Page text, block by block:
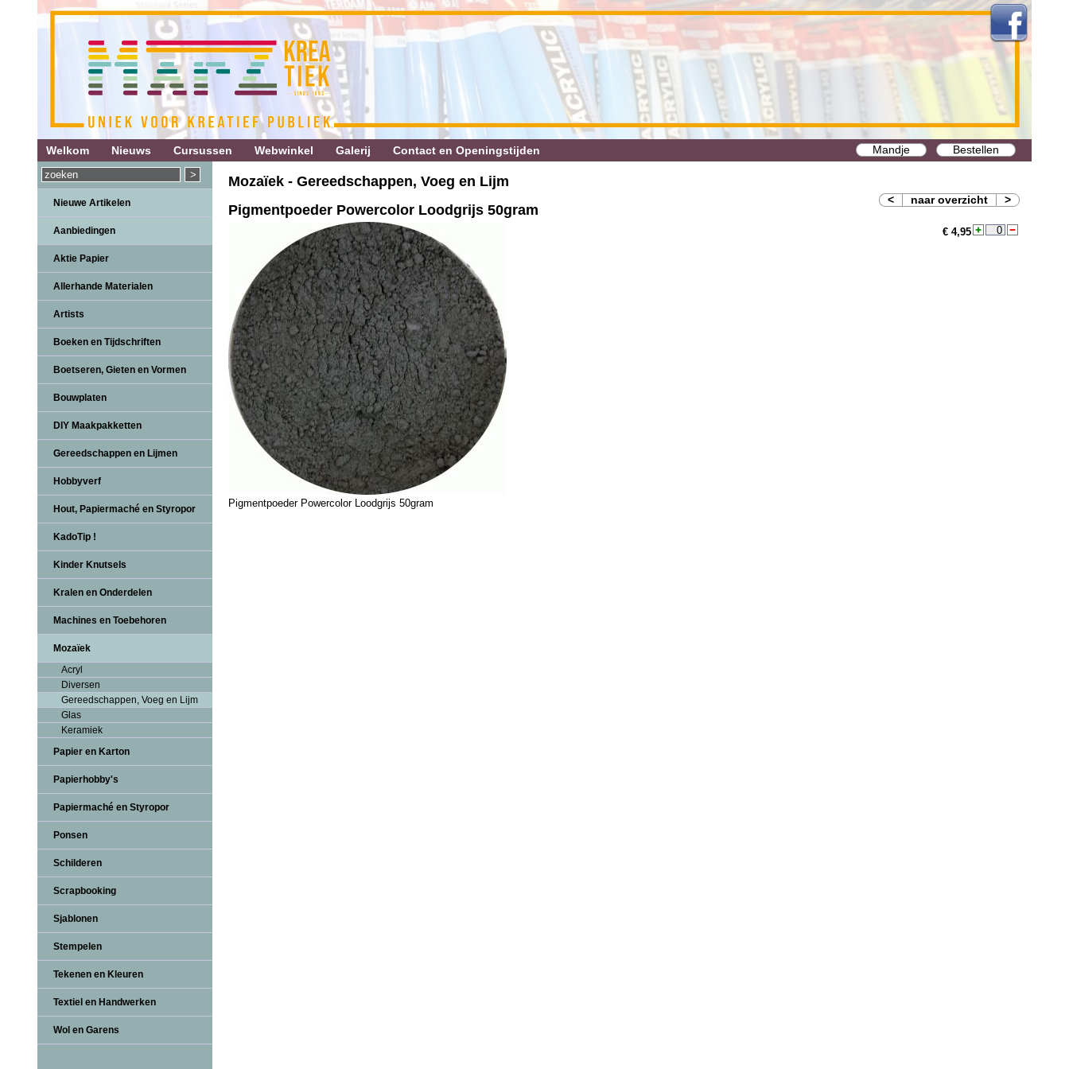
Welkom Nieuws Cursussen Webwinkel Galerij Contact en Openingstijden Mandje Bestellen
Nieuwe Artikelen
Aanbiedingen
Aktie Papier
Allerhande Materialen
Artists
Boeken en Tijdschriften
Boetseren, Gieten en Vormen
Bouwplaten
DIY Maakpakketten
Gereedschappen en Lijmen
Hobbyverf
Hout, Papiermaché en Styropor
KadoTip !
Kinder Knutsels
Kralen en Onderdelen
Machines en Toebehoren
Mozaïek
Acryl
Diversen
Gereedschappen, Voeg en Lijm
Glas
Keramiek
Papier en Karton
Papierhobby's
Papiermaché en Styropor
Ponsen
Schilderen
Scrapbooking
Sjablonen
Stempelen
Tekenen en Kleuren
Textiel en Handwerken
Wol en Garens
Mozaïek - Gereedschappen, Voeg en Lijm
< naar overzicht >
Pigmentpoeder Powercolor Loodgrijs 50gram
€ 4,95
Pigmentpoeder Powercolor Loodgrijs 50gram